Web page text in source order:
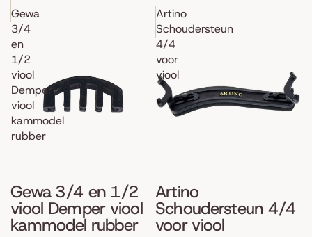
Gewa
3/4
en
1/2
viool
Demper
viool
kammodel
rubber
Gewa 3/4 en 1/2
viool Demper viool
kammodel rubber
Artino
Schoudersteun
4/4
voor
viool
Artino
Schoudersteun 4/4
voor viool